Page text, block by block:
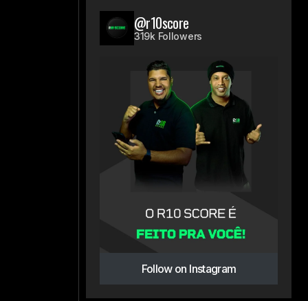
@r10score
319k Followers
Follow on Instagram